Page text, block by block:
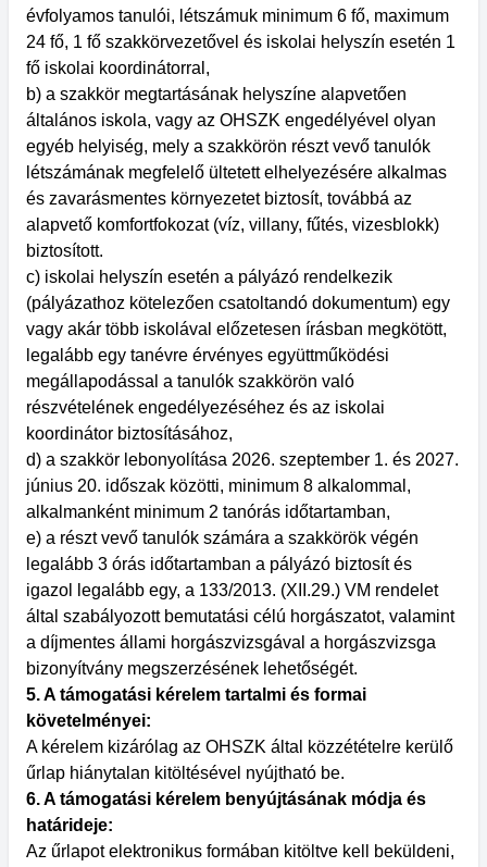
évfolyamos tanulói, létszámuk minimum 6 fő, maximum
24 fő, 1 fő szakkörvezetővel és iskolai helyszín esetén 1
fő iskolai koordinátorral,
b) a szakkör megtartásának helyszíne alapvetően
általános iskola, vagy az OHSZK engedélyével olyan
egyéb helyiség, mely a szakkörön részt vevő tanulók
létszámának megfelelő ültetett elhelyezésére alkalmas
és zavarásmentes környezetet biztosít, továbbá az
alapvető komfortfokozat (víz, villany, fűtés, vizesblokk)
biztosított.
c) iskolai helyszín esetén a pályázó rendelkezik
(pályázathoz kötelezően csatoltandó dokumentum) egy
vagy akár több iskolával előzetesen írásban megkötött,
legalább egy tanévre érvényes együttműködési
megállapodással a tanulók szakkörön való
részvételének engedélyezéséhez és az iskolai
koordinátor biztosításához,
d) a szakkör lebonyolítása 2026. szeptember 1. és 2027.
június 20. időszak közötti, minimum 8 alkalommal,
alkalmanként minimum 2 tanórás időtartamban,
e) a részt vevő tanulók számára a szakkörök végén
legalább 3 órás időtartamban a pályázó biztosít és
igazol legalább egy, a 133/2013. (XII.29.) VM rendelet
által szabályozott bemutatási célú horgászatot, valamint
a díjmentes állami horgászvizsgával a horgászvizsga
bizonyítvány megszerzésének lehetőségét.
5. A támogatási kérelem tartalmi és formai
követelményei:
A kérelem kizárólag az OHSZK által közzétételre kerülő
űrlap hiánytalan kitöltésével nyújtható be.
6. A támogatási kérelem benyújtásának módja és
határideje:
Az űrlapot elektronikus formában kitöltve kell beküldeni,